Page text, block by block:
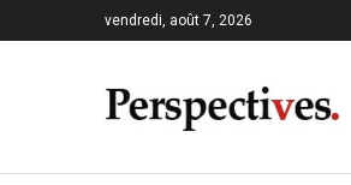
vendredi, août 7, 2026